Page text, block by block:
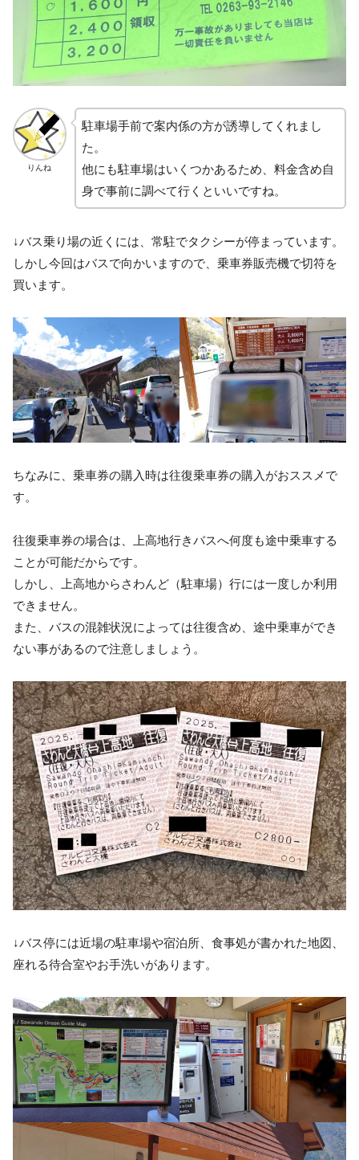
りんね
駐車場手前で案内係の方が誘導してくれまし
た。
他にも駐車場はいくつかあるため、料金含め自
身で事前に調べて行くといいですね。
↓バス乗り場の近くには、常駐でタクシーが停まっています。
しかし今回はバスで向かいますので、乗車券販売機で切符を
買います。
ちなみに、乗車券の購入時は往復乗車券の購入がおススメで
す。
往復乗車券の場合は、上高地行きバスへ何度も途中乗車する
ことが可能だからです。
しかし、上高地からさわんど（駐車場）行には一度しか利用
できません。
また、バスの混雑状況によっては往復含め、途中乗車ができ
ない事があるので注意しましょう。
↓バス停には近場の駐車場や宿泊所、食事処が書かれた地図、
座れる待合室やお手洗いがあります。